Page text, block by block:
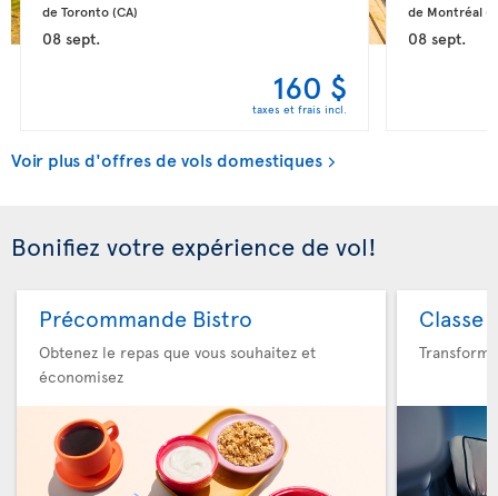
de Toronto (CA)
08 sept.
160 $
taxes et frais incl.
de Montréal
08 sept.
Voir plus d'offres de vols domestiques
Bonifiez votre expérience de vol!
Précommande Bistro
Obtenez le repas que vous souhaitez et
économisez
Classe